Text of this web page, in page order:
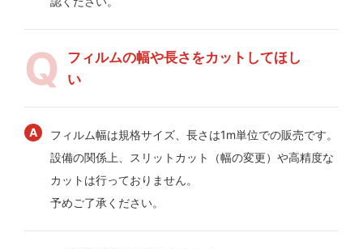
フィルムの幅や長さをカットしてほし
い
フィルム幅は規格サイズ、長さは1m単位での販売です。
設備の関係上、スリットカット（幅の変更）や高精度な
カットは行っておりません。
予めご了承ください。